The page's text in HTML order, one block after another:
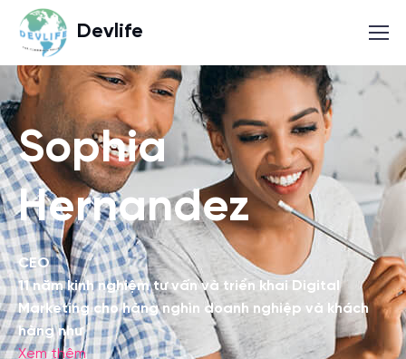
Devlife
Sophia
Hernandez
CEO
11 năm kinh nghiệm tư vấn và triển khai Digital
Marketing cho hàng nghìn doanh nghiệp và khách
hàng như
Xem thêm